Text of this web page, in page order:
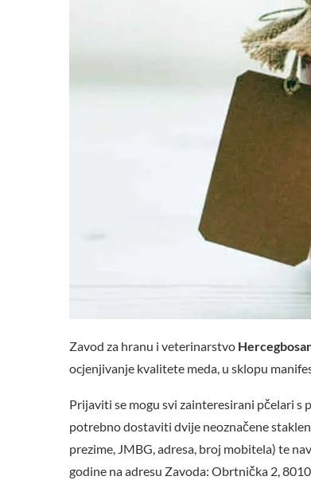
Zavod za hranu i veterinarstvo
ocjenjivanje kvalitete meda, u sklopu
Prijaviti se mogu svi zainteresirani pčelari s
potrebno dostaviti dvije neoznačene
prezime, JMBG, adresa, broj mobitela) te
godine na adresu Zavoda: Obrtnička 2,